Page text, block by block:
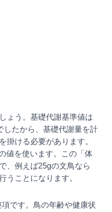
ょう。基礎代謝基準値は
したから、基礎代謝量を計
掛ける必要があります。
値を使います。この「体
、例えば25gの文鳥なら
うことになります。
です。鳥の年齢や健康状